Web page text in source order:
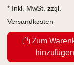
* Inkl. MwSt. zzgl.
Versandkosten
Zum
hinzufügen